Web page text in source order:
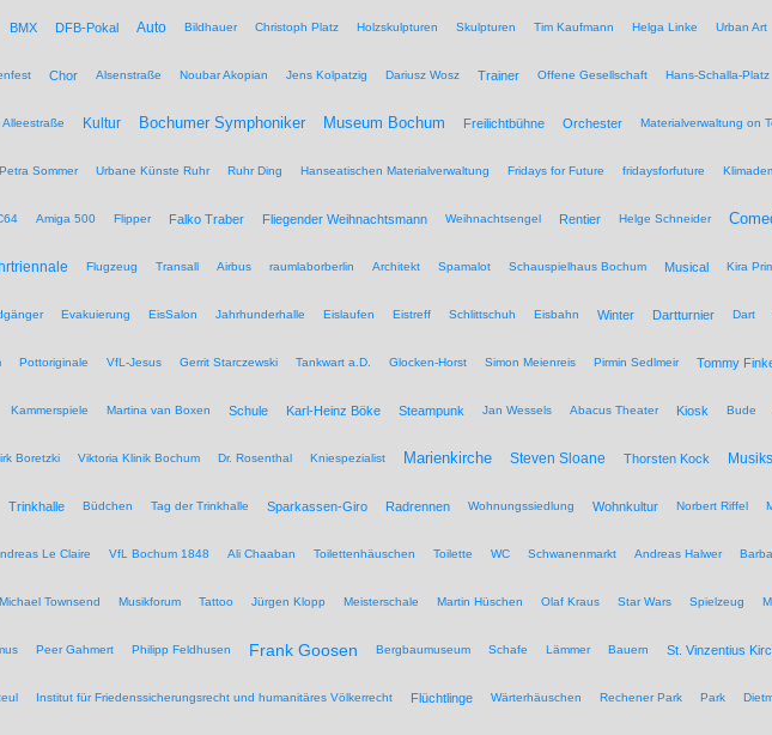
BMX DFB-Pokal Auto Bildhauer Christoph Platz Holzskulpturen Skulpturen Tim Kaufmann Helga Linke Urban Art
Chor Alsenstraße Noubar Akopian Jens Kolpatzig Dariusz Wosz Trainer Offene Gesellschaft Hans-Schalla-Platz
Alleestraße Kultur Bochumer Symphoniker Museum Bochum Freilichtbühne Orchester Materialverwaltung on
Petra Sommer Urbane Künste Ruhr Ruhr Ding Hanseatischen Materialverwaltung Fridays for Future fridaysforfuture
Amiga 500 Flipper Falko Traber Fliegender Weihnachtsmann Weihnachtsengel Rentier Helge Schneider
Flugzeug Transall Airbus raumlaborberlin Architekt Spamalot Schauspielhaus Bochum Musical Kira
Evakuierung EisSalon Jahrhunderhalle Eislaufen Eistreff Schlittschuh Eisbahn Winter Dartturnier Dart
Pottoriginale VfL-Jesus Gerrit Starczewski Tankwart a.D. Glocken-Horst Simon Meienreis Pirmin Sedlmeir Tommy
Kammerspiele Martina van Boxen Schule Karl-Heinz Böke Steampunk Jan Wessels Abacus Theater Kiosk Bude
Boretzki Viktoria Klinik Bochum Dr. Rosenthal Kniespezialist Marienkirche Steven Sloane Thorsten Kock
Trinkhalle Büdchen Tag der Trinkhalle Sparkassen-Giro Radrennen Wohnungssiedlung Wohnkultur Norbert Riffel
Le Claire VfL Bochum 1848 Ali Chaaban Toilettenhäuschen Toilette WC Schwanenmarkt Andreas Halwer
Michael Townsend Musikforum Tattoo Jürgen Klopp Meisterschale Martin Hüschen Olaf Kraus Star Wars Spielzeug
Peer Gahmert Philipp Feldhusen Frank Goosen Bergbaumuseum Schafe Lämmer Bauern St. Vinzentius
Institut für Friedenssicherungsrecht und humanitäres Völkerrecht Flüchtlinge Wärterhäuschen Rechener Park Park